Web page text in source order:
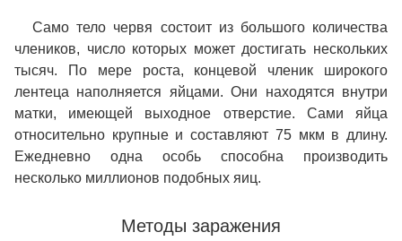
Само тело червя состоит из большого количества
члеников, число которых может достигать нескольких
тысяч. По мере роста, концевой членик широкого
лентеца наполняется яйцами. Они находятся внутри
матки, имеющей выходное отверстие. Сами яйца
относительно крупные и составляют 75 мкм в длину.
Ежедневно одна особь способна производить
несколько миллионов подобных яиц.
Методы заражения